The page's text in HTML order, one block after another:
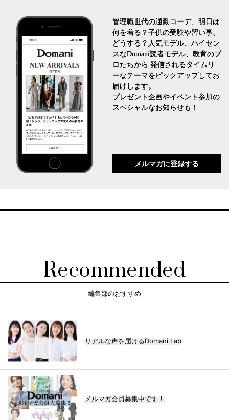
管理職世代の通勤コーデ、明日は
何を着る？子供の受験や習い事、
どうする？人気モデル、ハイセン
スなDomani読者モデル、教育のプ
ロたちから 発信されるタイムリ
ーなテーマをピックアップしてお
届けします。
プレゼント企画やイベント参加の
スペシャルなお知らせも！
メルマガに登録する
Recommended
編集部のおすすめ
リアルな声を届けるDomani Lab
メルマガ会員募集中です！